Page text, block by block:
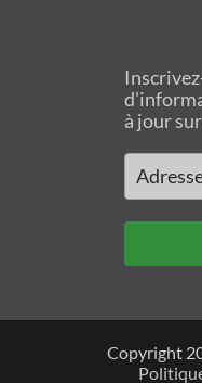
à jour
Copyright